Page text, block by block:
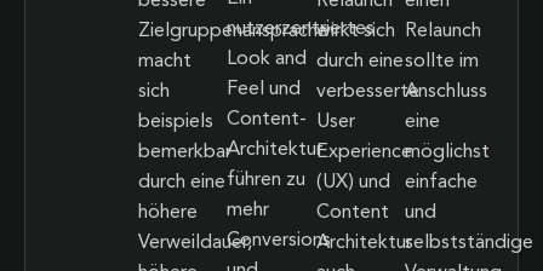
Zielgruppenansprache
macht
sich
beispiels
bemerkbar
durch eine
höhere
Verweildauer,
nutzerzentriertes
Look and
Feel und
Content-
Architektur
führen zu
mehr
Conversions
wirkt sich
durch eine
verbesserte
User
Experience
(UX) und
Content
Architektur
Relaunch
sollte im
Anschluss
eine
möglichst
einfache
und
selbstständige